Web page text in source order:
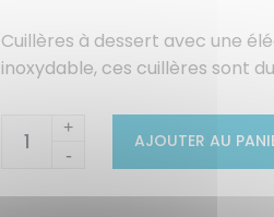
Cuillères à dessert avec une
inoxydable, ces cuillères sont
+
-
AJOUTER AU